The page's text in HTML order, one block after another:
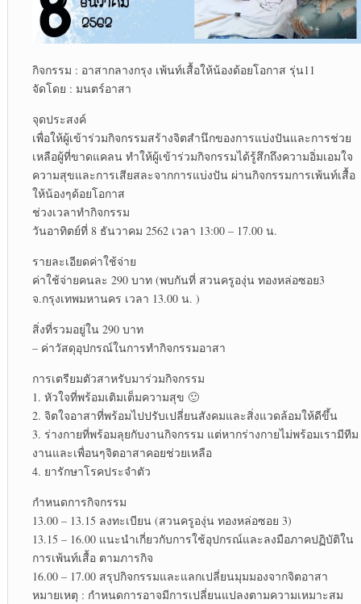
กิจกรรม : อาสากลางกรุง เพ้นท์เสื้อให้น้องด้อยโอกาส รุ่น11
จัดโดย : มนตร์อาสา
จุดประสงค์
เพื่อให้ผู้เข้าร่วมกิจกรรมสร้างจิตสำนึกของการแบ่งปันและการช่วย
เหลือผู้ที่ขาดแคลน ทำให้ผู้เข้าร่วมกิจกรรมได้รู้สึกถึงความอิ่มเอมใจ
ความสุขและการเสียสละจากการแบ่งปัน ผ่านกิจกรรมการเพ้นท์เสื้อ
ให้น้องๆด้อยโอกาส
ช่วงเวลาทำกิจกรรม
วันอาทิตย์ที่ 8 ธันวาคม 2562 เวลา 13:00 – 17.00 น.
รายละเอียดค่าใช้จ่าย
ค่าใช้จ่ายคนละ 290 บาท (พบกันที่ สวนครูองุ่น ทองหล่อซอย3
จ.กรุงเทพมหานคร เวลา 13.00 น. )
สิ่งที่รวมอยู่ใน 290 บาท
– ค่าวัสดุอุปกรณ์ในการทำกิจกรรมอาสา
การเตรียมตัวสาหรับมาร่วมกิจกรรม
1. หัวใจที่พร้อมเติมเต็มความสุข 🙂
2. จิตใจอาสาที่พร้อมไปปรับเปลี่ยนสังคมและสิ่งแวดล้อมให้ดีขึ้น
3. ร่างกายที่พร้อมลุยกับงานกิจกรรม แต่หากร่างกายไม่พร้อมเรามีทีม
งานและเพื่อนๆจิตอาสาคอยช่วยเหลือ
4. ยารักษาโรคประจำตัว
กำหนดการกิจกรรม
13.00 – 13.15 ลงทะเบียน (สวนครูองุ่น ทองหล่อซอย 3)
13.15 – 16.00 แนะนำเกี่ยวกับการใช้อุปกรณ์และลงมือภาคปฏิบัติใน
การเพ้นท์เสื้อ ตามภารกิจ
16.00 – 17.00 สรุปกิจกรรมและแลกเปลี่ยนมุมมองจากจิตอาสา
หมายเหตุ : กำหนดการอาจมีการเปลี่ยนแปลงตามความเหมาะสม